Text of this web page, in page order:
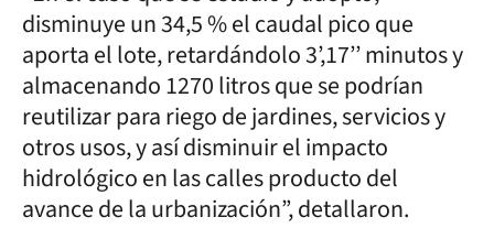
disminuye un 34,5 % el caudal pico que
aporta el lote, retardándolo 3’,17’’ minutos y
almacenando 1270 litros que se podrían
reutilizar para riego de jardines, servicios y
otros usos, y así disminuir el impacto
hidrológico en las calles producto del
avance de la urbanización”, detallaron.